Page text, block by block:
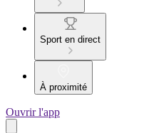
Sport en direct
À proximité
Ouvrir l'app